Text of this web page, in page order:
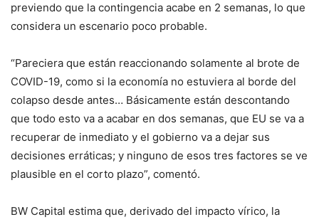
previendo que la contingencia acabe en 2 semanas, lo que
considera un escenario poco probable.
“Pareciera que están reaccionando solamente al brote de
COVID-19, como si la economía no estuviera al borde del
colapso desde antes… Básicamente están descontando
que todo esto va a acabar en dos semanas, que EU se va a
recuperar de inmediato y el gobierno va a dejar sus
decisiones erráticas; y ninguno de esos tres factores se ve
plausible en el corto plazo”, comentó.
BW Capital estima que, derivado del impacto vírico, la